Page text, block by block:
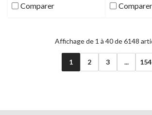
Comparer Comparer
Affichage de 1 à 40 de 6148
1 2 3 ... 154